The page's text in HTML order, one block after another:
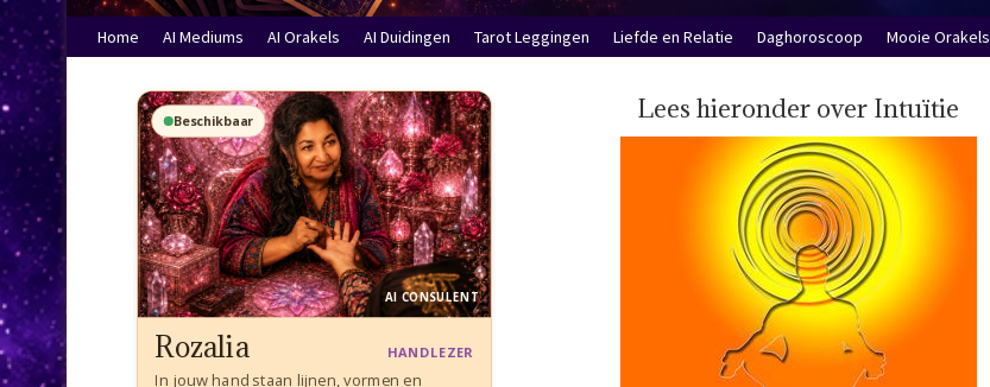
Home AI Mediums AI Orakels AI Duidingen Tarot Leggingen Liefde en Relatie Daghoroscoop Mooie Orakels
Lees hieronder over Intuïtie